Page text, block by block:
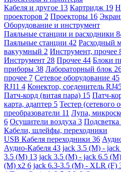
Кабеля и другое 13 Картридж 19
проекторов 2 Проекторы 16
Оборудование и инструмент
Паяльные станции и расходники
Паяльные станции 42 Расходный
вакуумный 2 Инструмент, прочее
Инструмент 28 Прочее 44 Блоки
приборы 38 Лабораторный блок
прочее 7 Сетевое оборудование 45
RJ11 4 Конектор, соеденитель
Патч-корд (витая пара) 15 Патч-
карта, адаптер 5 Тестер (сетевого
преобразователи 11 Лупа,
6 Осушители воздуха 3 Подсветка
Кабели, шлейфы, переходники
USB Кабеля переходники 36
Аудио-Кабеля 43 jack 3.5 (M) -
3.5 (M) 13 jack 3.5 (M) - jack 6.5
(M) x2 6 jack 6.3-3.5 (M) - XLR (F)